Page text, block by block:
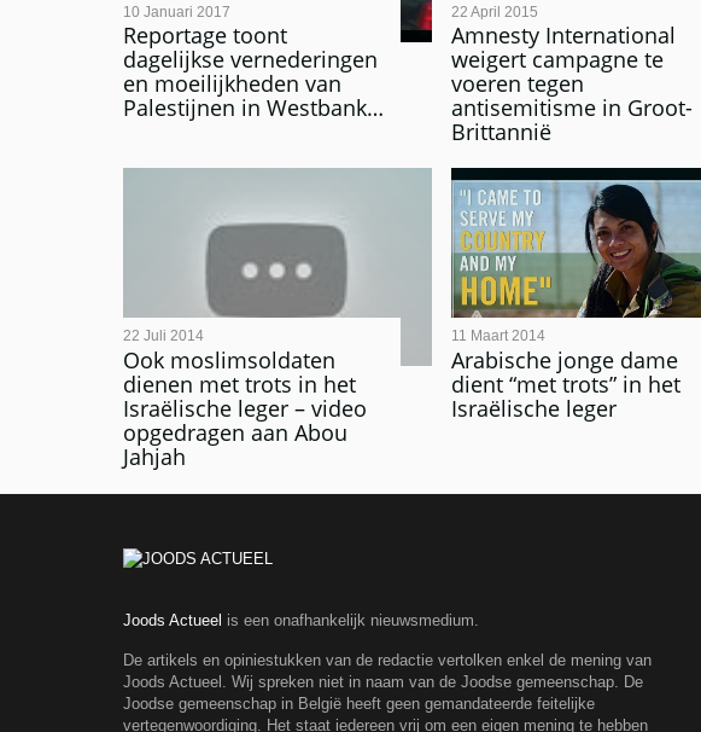
Reportage toont
dagelijkse vernederingen
en moeilijkheden van
Palestijnen in Westbank…
10 Januari 2017
Amnesty International
weigert campagne te
voeren tegen
antisemitisme in Groot-
Brittannië
22 April 2015
Ook moslimsoldaten
dienen met trots in het
Israëlische leger – video
opgedragen aan Abou
Jahjah
22 Juli 2014
Arabische jonge dame
dient “met trots” in het
Israëlische leger
11 Maart 2014
Joods Actueel is een onafhankelijk nieuwsmedium.
De artikels en opiniestukken van de redactie vertolken enkel de mening van
Joods Actueel. Wij spreken niet in naam van de Joodse gemeenschap. De
Joodse gemeenschap in België heeft geen gemandateerde feitelijke
vertegenwoordiging. Het staat iedereen vrij om een eigen mening te hebben